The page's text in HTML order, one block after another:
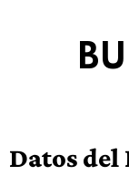
Datos del